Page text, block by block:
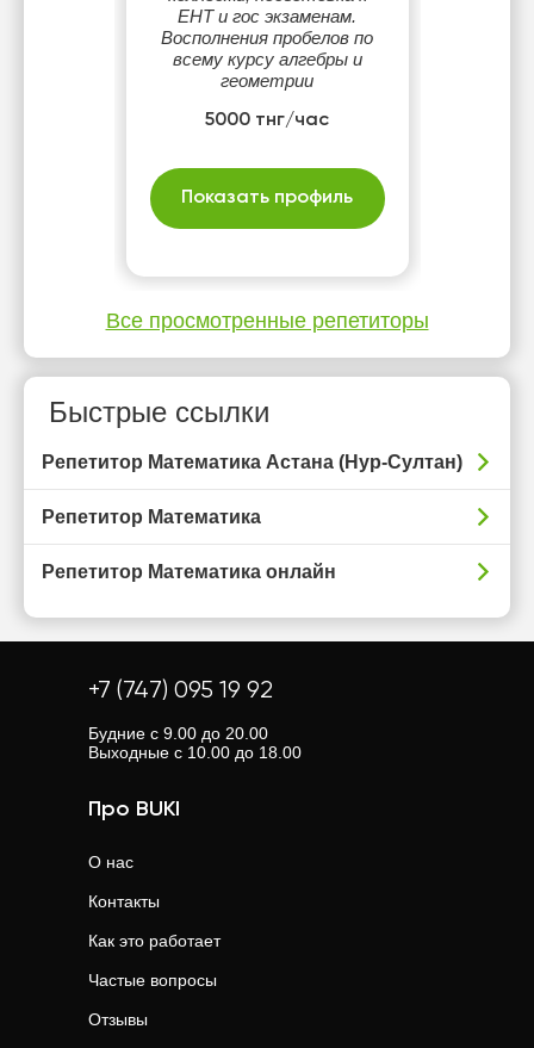
ЕНТ и гос экзаменам.
Восполнения пробелов по
всему курсу алгебры и
геометрии
5000 тнг/час
Показать профиль
Все просмотренные репетиторы
Быстрые ссылки
Репетитор Математика Астана (Нур-Султан)
Репетитор Математика
Репетитор Математика онлайн
+7 (747) 095 19 92
Будние с 9.00 до 20.00
Выходные с 10.00 до 18.00
Про BUKI
О нас
Контакты
Как это работает
Частые вопросы
Отзывы